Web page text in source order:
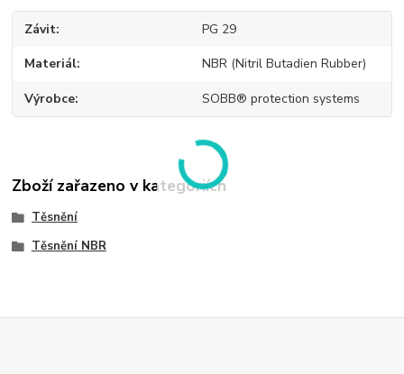
Závit PG 29
Materiál NBR (Nitril Butadien Rubber)
Výrobce SOBB® protection systems
Zboží zařazeno v kategoriích
Těsnění
Těsnění NBR